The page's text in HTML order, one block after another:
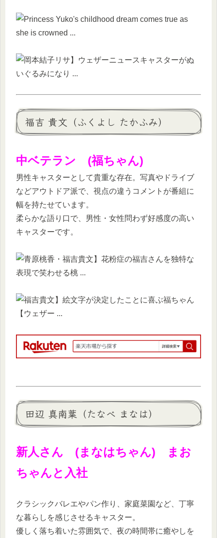
福吉 貴文（ふくよし たかふみ）
中ベテラン (福ちゃん)
男性キャスターとして貴重な存在。写真やドライブ
などアウトドア派で、視点の違うコメントが番組に
幅を持たせています。
柔らかな語り口で、男性・女性問わず好感度の高い
キャスターです。
田辺 真南葉（たなべ まなは）
新人さん (まなはちゃん) まお
ちゃんと入社
クラシックバレエやパン作り、家庭菜園など、丁寧
な暮らしを感じさせるキャスター。
優しく落ち着いた雰囲気で、夜の時間帯に癒やしを